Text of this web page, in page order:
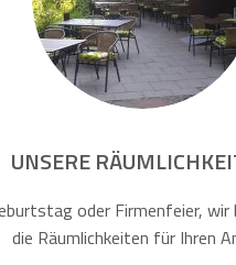
UNSERE
oder Firmenfeier, wir
die Räumlichkeiten für Ihren